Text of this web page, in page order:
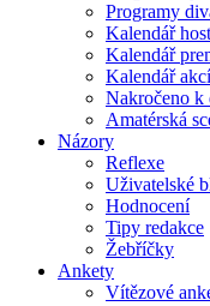
Programy
Kalendář
Kalendář
Kalendář akcí
Nakročeno k
Amatérská
Názory
Reflexe
Uživatelské
Hodnocení
Tipy redakce
Žebříčky
Ankety
Vítězové